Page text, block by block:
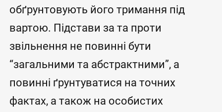
обґрунтовують його тримання під
вартою. Підстави за та проти
звільнення не повинні бути
“загальними та абстрактними”, а
повинні ґрунтуватися на точних
фактах, а також на особистих